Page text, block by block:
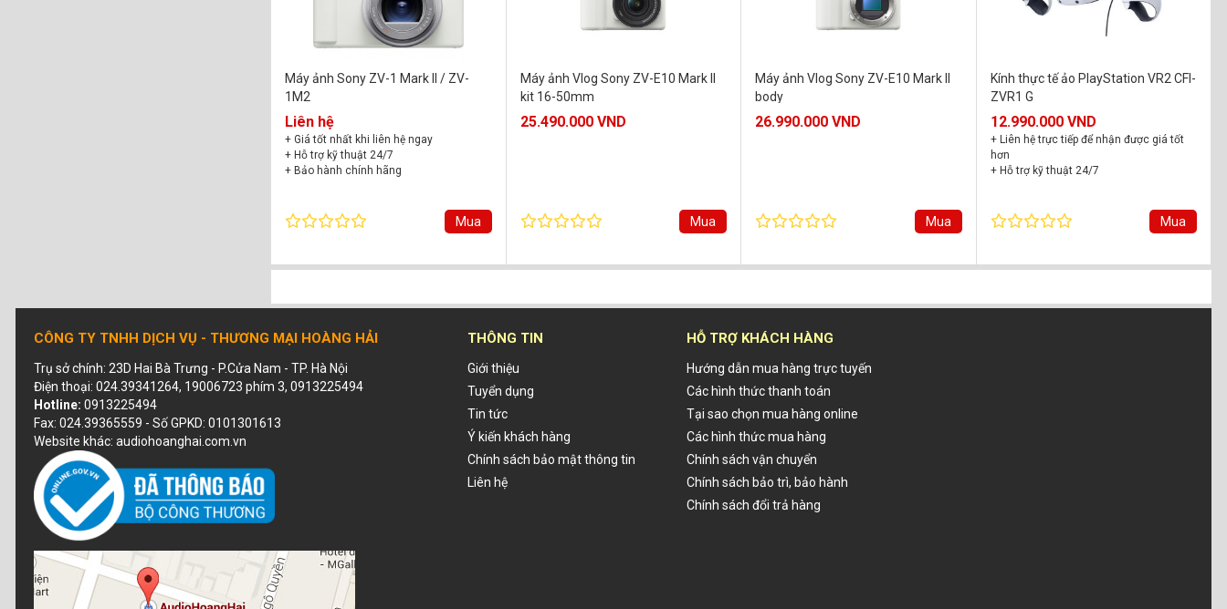
Máy ảnh Sony ZV-1 Mark II / ZV-
1M2
Liên hệ
+ Giá tốt nhất khi liên hệ ngay
+ Hỗ trợ kỹ thuật 24/7
+ Bảo hành chính hãng
Mua
Máy ảnh Vlog Sony ZV-E10 Mark II
kit 16-50mm
25.490.000 VND
Mua
Máy ảnh Vlog Sony ZV-E10 Mark II
body
26.990.000 VND
Mua
Kính thực tế ảo PlayStation VR2 CFI-
ZVR1 G
12.990.000 VND
+ Liên hệ trực tiếp để nhận được giá tốt
hơn
+ Hỗ trợ kỹ thuật 24/7
Mua
CÔNG TY TNHH DỊCH VỤ - THƯƠNG MẠI HOÀNG HẢI
Trụ sở chính: 23D Hai Bà Trưng - P.Cửa Nam - TP. Hà Nội
Điện thoại: 024.39341264, 19006723 phím 3, 0913225494
Hotline: 0913225494
Fax: 024.39365559 - Số GPKD: 0101301613
Website khác: audiohoanghai.com.vn
THÔNG TIN
Giới thiệu
Tuyển dụng
Tin tức
Ý kiến khách hàng
Chính sách bảo mật thông tin
Liên hệ
HỖ TRỢ KHÁCH HÀNG
Hướng dẫn mua hàng trực tuyến
Các hình thức thanh toán
Tại sao chọn mua hàng online
Các hình thức mua hàng
Chính sách vận chuyển
Chính sách bảo trì, bảo hành
Chính sách đổi trả hàng